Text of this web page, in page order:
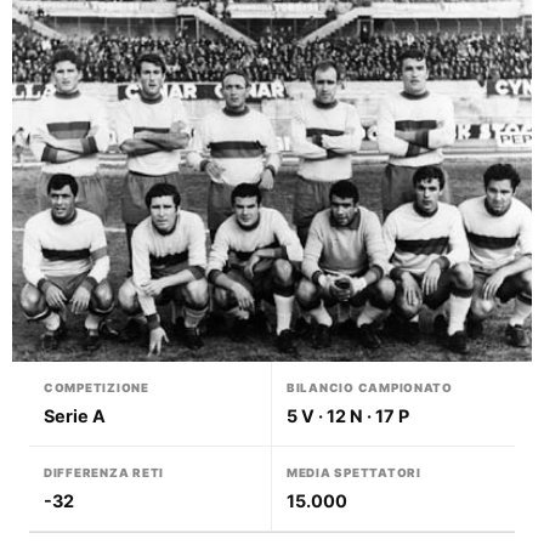
COMPETIZIONE
Serie A
BILANCIO CAMPIONATO
5 V · 12 N · 17 P
DIFFERENZA RETI
-32
MEDIA SPETTATORI
15.000